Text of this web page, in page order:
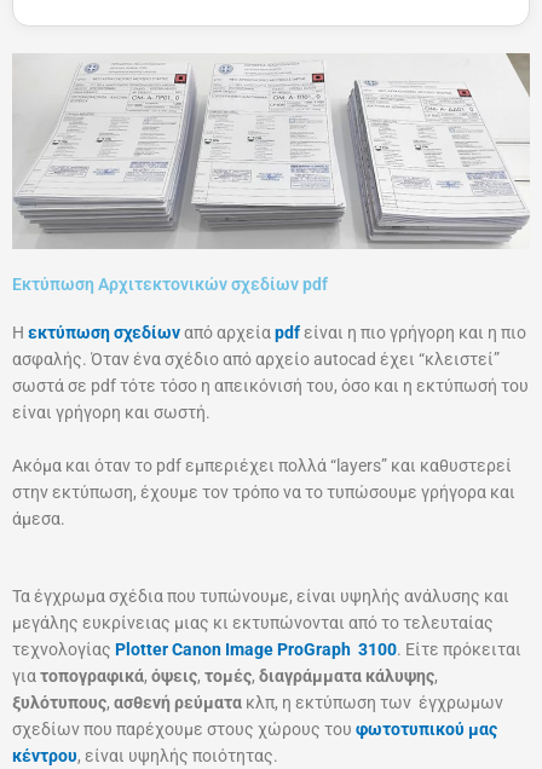
Εκτύπωση Αρχιτεκτονικών σχεδίων pdf
Η εκτύπωση σχεδίωναπό αρχείαpdfείναι η πιο γρήγορη και η πιο
ασφαλής. Όταν ένα σχέδιο από αρχείο autocad έχει “κλειστεί”
σωστά σε pdf τότε τόσο η απεικόνισή του, όσο και η εκτύπωσή του
είναι γρήγορη και σωστή.
Ακόμα και όταν το pdf εμπεριέχει πολλά “layers” και καθυστερεί
στην εκτύπωση, έχουμε τον τρόπο να το τυπώσουμε γρήγορα και
άμεσα.
Τα έγχρωμα σχέδια που τυπώνουμε, είναι υψηλής ανάλυσης και
μεγάλης ευκρίνειας μιας κι εκτυπώνονται από το τελευταίας
τεχνολογίας Plotter Canon Image ProGraph 3100. Είτε πρόκειται
για τοπογραφικά, όψεις, τομές, διαγράμματα κάλυψης,
ξυλότυπους, ασθενή ρεύματα κλπ, η εκτύπωση των έγχρωμων
σχεδίων που παρέχουμε στους χώρους του φωτοτυπικού μας
κέντρου, είναι υψηλής ποιότητας.